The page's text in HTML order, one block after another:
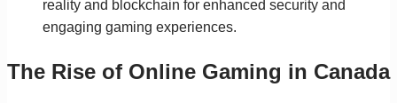
reality and blockchain for enhanced security and
engaging gaming experiences.
The Rise of Online Gaming in Canada